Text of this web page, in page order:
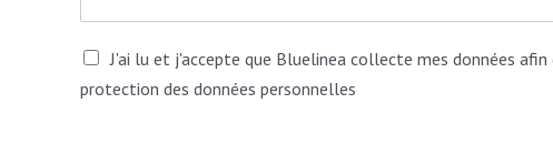
J'ai lu et j'accepte que Bluelinea collecte mes données
protection des données personnelles